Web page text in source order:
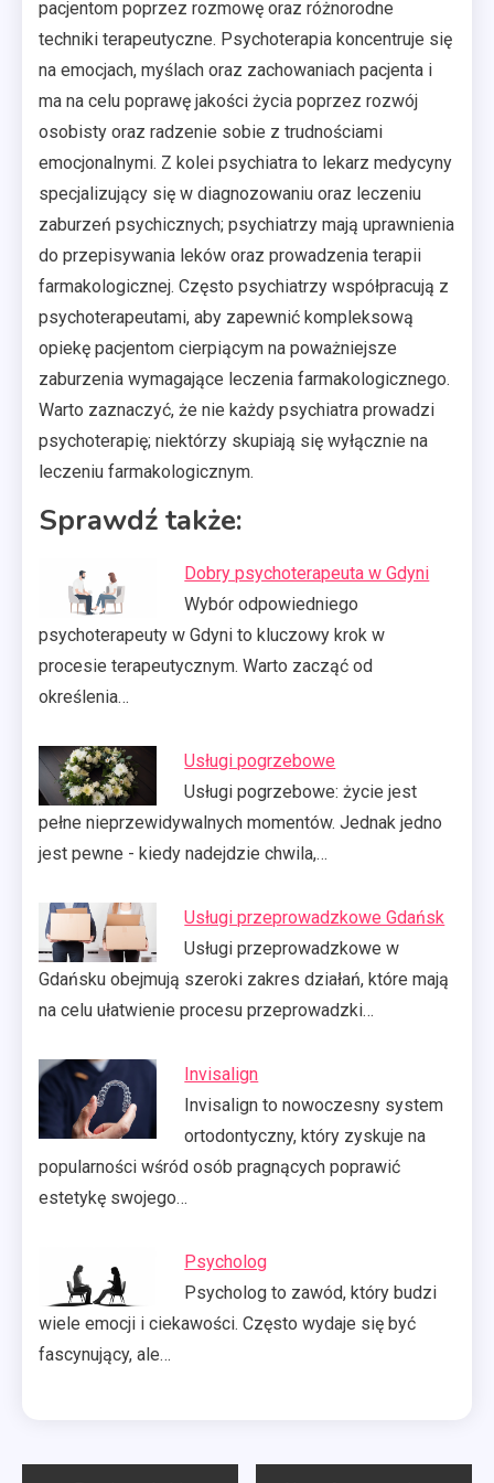
pacjentom poprzez rozmowę oraz różnorodne
techniki terapeutyczne. Psychoterapia koncentruje się
na emocjach, myślach oraz zachowaniach pacjenta i
ma na celu poprawę jakości życia poprzez rozwój
osobisty oraz radzenie sobie z trudnościami
emocjonalnymi. Z kolei psychiatra to lekarz medycyny
specjalizujący się w diagnozowaniu oraz leczeniu
zaburzeń psychicznych; psychiatrzy mają uprawnienia
do przepisywania leków oraz prowadzenia terapii
farmakologicznej. Często psychiatrzy współpracują z
psychoterapeutami, aby zapewnić kompleksową
opiekę pacjentom cierpiącym na poważniejsze
zaburzenia wymagające leczenia farmakologicznego.
Warto zaznaczyć, że nie każdy psychiatra prowadzi
psychoterapię; niektórzy skupiają się wyłącznie na
leczeniu farmakologicznym.
Sprawdź także:
Dobry psychoterapeuta w Gdyni
Wybór odpowiedniego
psychoterapeuty w Gdyni to kluczowy krok w
procesie terapeutycznym. Warto zacząć od
określenia…
Usługi pogrzebowe
Usługi pogrzebowe: życie jest
pełne nieprzewidywalnych momentów. Jednak jedno
jest pewne - kiedy nadejdzie chwila,…
Usługi przeprowadzkowe Gdańsk
Usługi przeprowadzkowe w
Gdańsku obejmują szeroki zakres działań, które mają
na celu ułatwienie procesu przeprowadzki…
Invisalign
Invisalign to nowoczesny system
ortodontyczny, który zyskuje na
popularności wśród osób pragnących poprawić
estetykę swojego…
Psycholog
Psycholog to zawód, który budzi
wiele emocji i ciekawości. Często wydaje się być
fascynujący, ale…